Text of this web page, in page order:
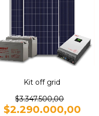
Kit off grid
$3.347.500,00
$2.290.000,00